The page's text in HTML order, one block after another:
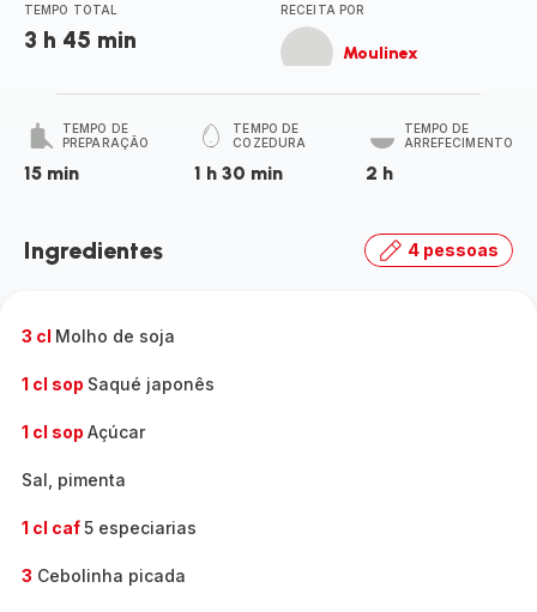
TEMPO TOTAL
3 h 45 min
RECEITA POR
Moulinex
TEMPO DE
PREPARAÇÃO
15 min
TEMPO DE
COZEDURA
1 h 30 min
TEMPO DE
ARREFECIMENTO
2 h
Ingredientes 4 pessoas
3 cl Molho de soja
1 cl sop Saqué japonês
1 cl sop Açúcar
Sal, pimenta
1 cl caf5 especiarias
3 Cebolinha picada